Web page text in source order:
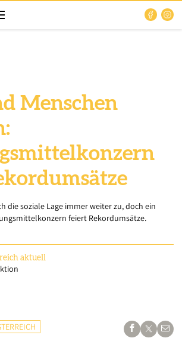
Menschen
die soziale Lage immer weiter zu, doch ein
feiert Rekordumsätze.
aktuell